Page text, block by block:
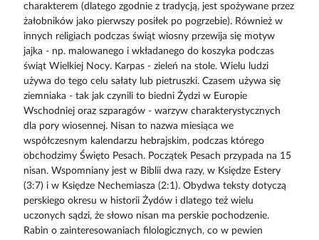
charakterem (dlatego zgodnie z tradycją, jest spożywane przez
żałobników jako pierwszy posiłek po pogrzebie). Również w
innych religiach podczas świąt wiosny przewija się motyw
jajka - np. malowanego i wkładanego do koszyka podczas
świąt Wielkiej Nocy. Karpas - zieleń na stole. Wielu ludzi
używa do tego celu sałaty lub pietruszki. Czasem używa się
ziemniaka - tak jak czynili to biedni Żydzi w Europie
Wschodniej oraz szparagów - warzyw charakterystycznych
dla pory wiosennej. Nisan to nazwa miesiąca we
współczesnym kalendarzu hebrajskim, podczas którego
obchodzimy Święto Pesach. Początek Pesach przypada na 15
nisan. Wspomniany jest w Biblii dwa razy, w Księdze Estery
(3:7) i w Księdze Nechemiasza (2:1). Obydwa teksty dotyczą
perskiego okresu w historii Żydów i dlatego też wielu
uczonych sądzi, że słowo nisan ma perskie pochodzenie.
Rabin o zainteresowaniach filologicznych, co w pewien